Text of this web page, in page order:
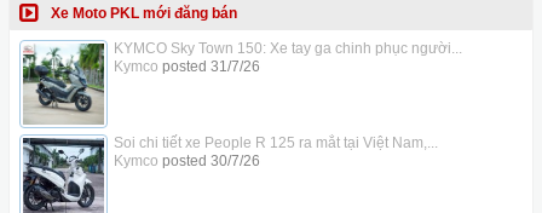
Xe Moto PKL mới đăng bán
KYMCO Sky Town 150: Xe tay ga chinh phục người...
Kymco posted 31/7/26
Soi chi tiết xe People R 125 ra mắt tại Việt Nam,...
Kymco posted 30/7/26